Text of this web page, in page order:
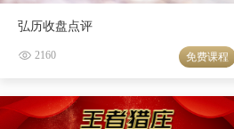
弘历收盘点评
2160 免费课程